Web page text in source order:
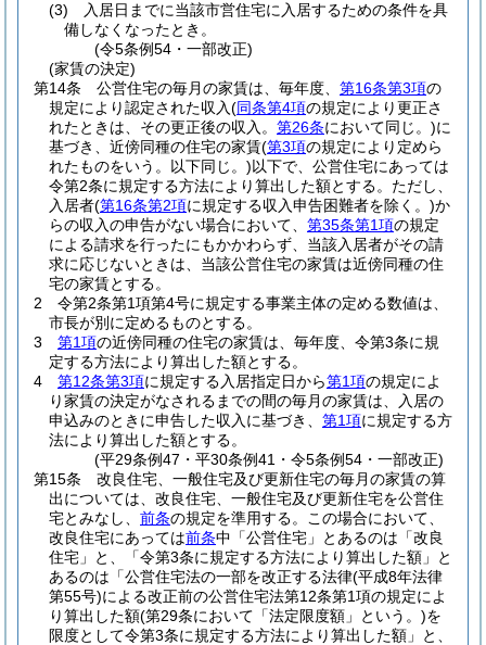
(3)
入居日までに当該市営住宅に入居するための条件を具
備しなくなったとき。
(令5条例54・一部改正)
(家賃の決定)
第14条
公営住宅の毎月の家賃は、毎年度、 第16条第3項の
規定により認定された収入(同条第4項の規定により更正さ
れたときは、その更正後の収入。 第26条において同じ。)に
基づき、近傍同種の住宅の家賃(第3項の規定により定めら
れたものをいう。以下同じ。)以下で、公営住宅にあっては
令第2条に規定する方法により算出した額とする。 ただし、
入居者(第16条第2項に規定する収入申告困難者を除く。)か
らの収入の申告がない場合において、 第35条第1項の規定
による請求を行ったにもかかわらず、当該入居者がその請
求に応じないときは、当該公営住宅の家賃は近傍同種の住
宅の家賃とする。
2
令第2条第1項第4号に規定する事業主体の定める数値は、
市長が別に定めるものとする。
3
第1項の近傍同種の住宅の家賃は、毎年度、令第3条に規
定する方法により算出した額とする。
4
第12条第3項に規定する入居指定日から第1項の規定によ
り家賃の決定がなされるまでの間の毎月の家賃は、入居の
申込みのときに申告した収入に基づき、 第1項に規定する方
法により算出した額とする。
(平29条例47・平30条例41・令5条例54・一部改正)
第15条
改良住宅、一般住宅及び更新住宅の毎月の家賃の算
出については、改良住宅、一般住宅及び更新住宅を公営住
宅とみなし、 前条の規定を準用する。
この場合において、
改良住宅にあっては前条中「公営住宅」とあるのは「改良
住宅」と、「令第3条に規定する方法により算出した額」と
あるのは「公営住宅法の一部を改正する法律(平成8年法律
第55号)による改正前の公営住宅法第12条第1項の規定によ
り算出した額(第29条において「法定限度額」という。)を
限度として令第3条に規定する方法により算出した額」と、